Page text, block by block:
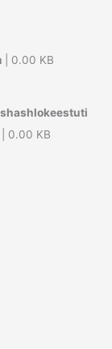
| 0.00 KB
| 0.00 KB